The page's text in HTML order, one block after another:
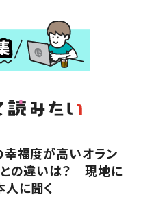
幸福度が高いオラン
との違いは？ 現地に
に聞く